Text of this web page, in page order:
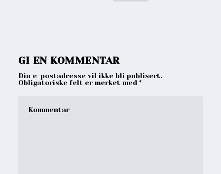
GI EN KOMMENTAR
Din e-postadresse vil ikke bli publisert.
Obligatoriske felt er merket med*